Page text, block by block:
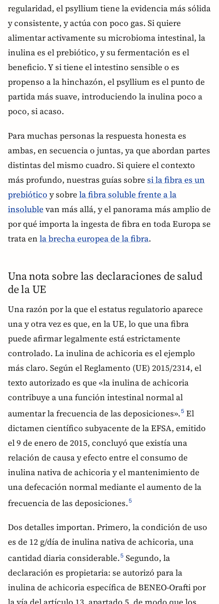
regularidad, el psyllium tiene la evidencia más sólida
y consistente, y actúa con poco gas. Si quiere
alimentar activamente su microbioma intestinal, la
inulina es el prebiótico, y su fermentación es el
beneficio. Y si tiene el intestino sensible o es
propenso a la hinchazón, el psyllium es el punto de
partida más suave, introduciendo la inulina poco a
poco, si acaso.
Para muchas personas la respuesta honesta es
ambas, en secuencia o juntas, ya que abordan partes
distintas del mismo cuadro. Si quiere el contexto
más profundo, nuestras guías sobre si la fibra es un
prebiótico y sobre la fibra soluble frente a la
insoluble van más allá, y el panorama más amplio de
por qué importa la ingesta de fibra en toda Europa se
trata en la brecha europea de la fibra.
Una nota sobre las declaraciones de salud
de la UE
Una razón por la que el estatus regulatorio aparece
una y otra vez es que, en la UE, lo que una fibra
puede afirmar legalmente está estrictamente
controlado. La inulina de achicoria es el ejemplo
más claro. Según el Reglamento (UE) 2015/2314, el
texto autorizado es que «la inulina de achicoria
contribuye a una función intestinal normal al
aumentar la frecuencia de las deposiciones».5 El
dictamen científico subyacente de la EFSA, emitido
el 9 de enero de 2015, concluyó que existía una
relación de causa y efecto entre el consumo de
inulina nativa de achicoria y el mantenimiento de
una defecación normal mediante el aumento de la
frecuencia de las deposiciones.5
Dos detalles importan. Primero, la condición de uso
es de 12 g/día de inulina nativa de achicoria, una
cantidad diaria considerable.5 Segundo, la
declaración es propietaria: se autorizó para la
inulina de achicoria específica de BENEO-Orafti por